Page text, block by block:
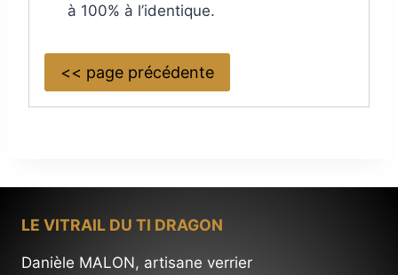
à 100% à l’identique.
<< page précédente
LE VITRAIL DU TI DRAGON
Danièle MALON, artisane verrier